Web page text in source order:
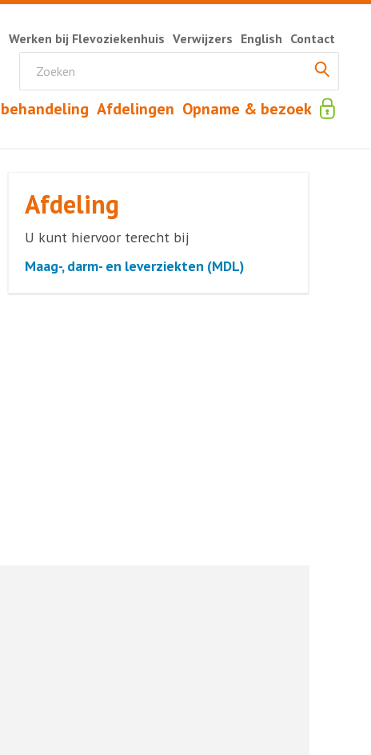
Afdelingen Opname & bezoek
Werken bij Flevoziekenhuis Verwijzers English Contact
Afdeling
U kunt hiervoor terecht bij
Maag-, darm- en leverziekten (MDL)